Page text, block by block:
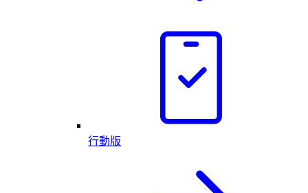
行動版